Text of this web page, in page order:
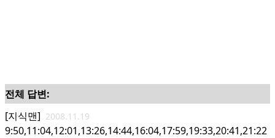
전체 답변:
[지식맨] 2008.11.19
9:50,11:04,12:01,13:26,14:44,16:04,17:59,19:33,20:41,21:22